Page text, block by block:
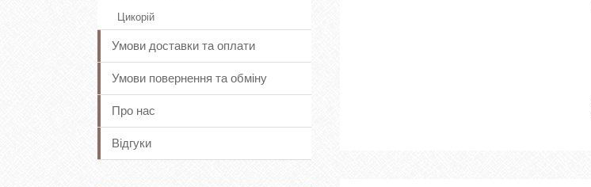
Цикорій
Умови доставки та оплати
Умови повернення та обміну
Про нас
Відгуки